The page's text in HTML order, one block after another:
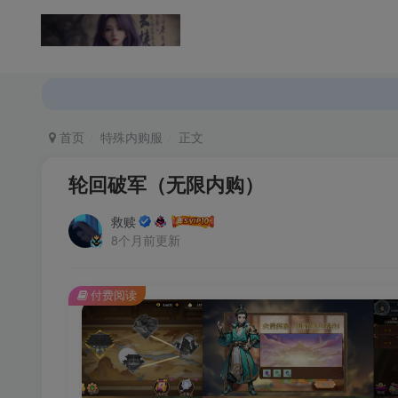
首页 特殊内购服 正文
轮回破军（无限内购）
救赎
8个月前更新
付费阅读